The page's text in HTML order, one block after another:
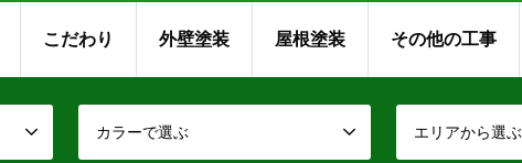
こだわり 外壁塗装 屋根塗装 その他の工事
カラーで選ぶ エリアから選ぶ